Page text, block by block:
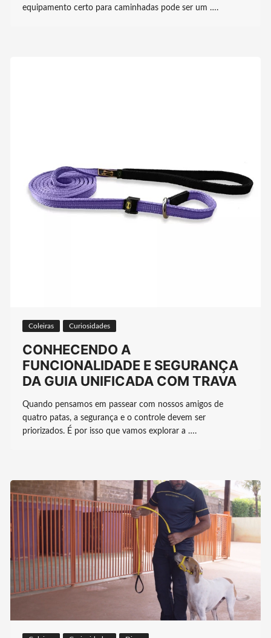
equipamento certo para caminhadas pode ser um ….
Coleiras Curiosidades
CONHECENDO A
FUNCIONALIDADE E SEGURANÇA
DA GUIA UNIFICADA COM TRAVA
Quando pensamos em passear com nossos amigos de
quatro patas, a segurança e o controle devem ser
priorizados. É por isso que vamos explorar a ….